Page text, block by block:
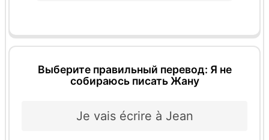
Выберите правильный перевод: Я не
собираюсь писать Жану
Je vais écrire à Jean